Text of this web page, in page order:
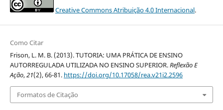
Creative Commons Atribuição 4.0 Internacional.
Como Citar
Frison, L. M. B. (2013). TUTORIA: UMA PRÁTICA DE ENSINO
AUTORREGULADA UTILIZADA NO ENSINO SUPERIOR.Reflexão E
Ação,21(2), 66-81. https://doi.org/10.17058/rea.v21i2.2596
Formatos de Citação